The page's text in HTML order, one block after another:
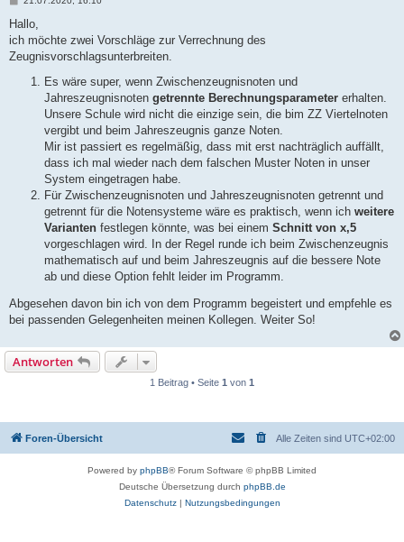
i
r
a
Hallo,
ich möchte zwei Vorschläge zur Verrechnung des
Zeugnisvorschlagsunterbreiten.
Es wäre super, wenn Zwischenzeugnisnoten und
Jahreszeugnisnoten getrennte Berechnungsparameter erhalten.
Unsere Schule wird nicht die einzige sein, die bim ZZ Viertelnoten
vergibt und beim Jahreszeugnis ganze Noten.
Mir ist passiert es regelmäßig, dass mit erst nachträglich auffällt,
dass ich mal wieder nach dem falschen Muster Noten in unser
System eingetragen habe.
Für Zwischenzeugnisnoten und Jahreszeugnisnoten getrennt und
getrennt für die Notensysteme wäre es praktisch, wenn ich weitere
Varianten festlegen könnte, was bei einem Schnitt von x,5
vorgeschlagen wird. In der Regel runde ich beim Zwischenzeugnis
mathematisch auf und beim Jahreszeugnis auf die bessere Note
ab und diese Option fehlt leider im Programm.
Abgesehen davon bin ich von dem Programm begeistert und empfehle es
bei passenden Gelegenheiten meinen Kollegen. Weiter So!
Antworten
1 Beitrag • Seite 1 von 1
Foren-Übersicht Alle Zeiten sind UTC+02:00
Powered by phpBB® Forum Software © phpBB Limited
Deutsche Übersetzung durch phpBB.de
Datenschutz| Nutzungsbedingungen